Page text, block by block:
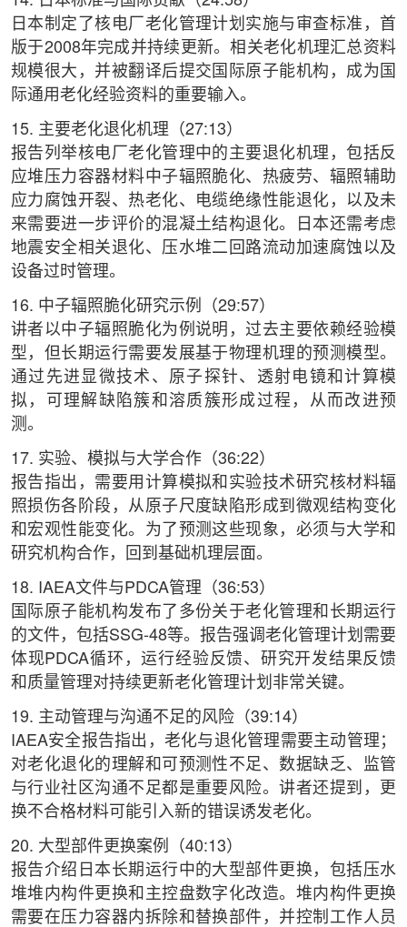
日本制定了核电厂老化管理计划实施与审查标准，首
版于2008年完成并持续更新。相关老化机理汇总资料
规模很大，并被翻译后提交国际原子能机构，成为国
际通用老化经验资料的重要输入。
15. 主要老化退化机理（27:13）
报告列举核电厂老化管理中的主要退化机理，包括反
应堆压力容器材料中子辐照脆化、热疲劳、辐照辅助
应力腐蚀开裂、热老化、电缆绝缘性能退化，以及未
来需要进一步评价的混凝土结构退化。日本还需考虑
地震安全相关退化、压水堆二回路流动加速腐蚀以及
设备过时管理。
16. 中子辐照脆化研究示例（29:57）
讲者以中子辐照脆化为例说明，过去主要依赖经验模
型，但长期运行需要发展基于物理机理的预测模型。
通过先进显微技术、原子探针、透射电镜和计算模
拟，可理解缺陷簇和溶质簇形成过程，从而改进预
测。
17. 实验、模拟与大学合作（36:22）
报告指出，需要用计算模拟和实验技术研究核材料辐
照损伤各阶段，从原子尺度缺陷形成到微观结构变化
和宏观性能变化。为了预测这些现象，必须与大学和
研究机构合作，回到基础机理层面。
18. IAEA文件与PDCA管理（36:53）
国际原子能机构发布了多份关于老化管理和长期运行
的文件，包括SSG-48等。报告强调老化管理计划需要
体现PDCA循环，运行经验反馈、研究开发结果反馈
和质量管理对持续更新老化管理计划非常关键。
19. 主动管理与沟通不足的风险（39:14）
IAEA安全报告指出，老化与退化管理需要主动管理；
对老化退化的理解和可预测性不足、数据缺乏、监管
与行业社区沟通不足都是重要风险。讲者还提到，更
换不合格材料可能引入新的错误诱发老化。
20. 大型部件更换案例（40:13）
报告介绍日本长期运行中的大型部件更换，包括压水
堆堆内构件更换和主控盘数字化改造。堆内构件更换
需要在压力容器内拆除和替换部件，并控制工作人员